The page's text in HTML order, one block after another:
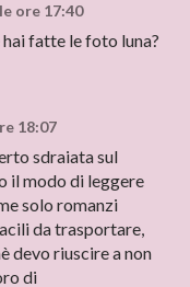
ore 17:40
fatte le foto luna?
18:07
sdraiata sul
il modo di leggere
solo romanzi
da trasportare,
devo riuscire a non
di